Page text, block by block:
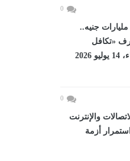
0
بميزانية تفوق 4 مليارات جنيه..
«تكافل
وكرامة» عن شهر... الثلاثاء، 14 يوليو 2026
0
والإنترنت
أزمة